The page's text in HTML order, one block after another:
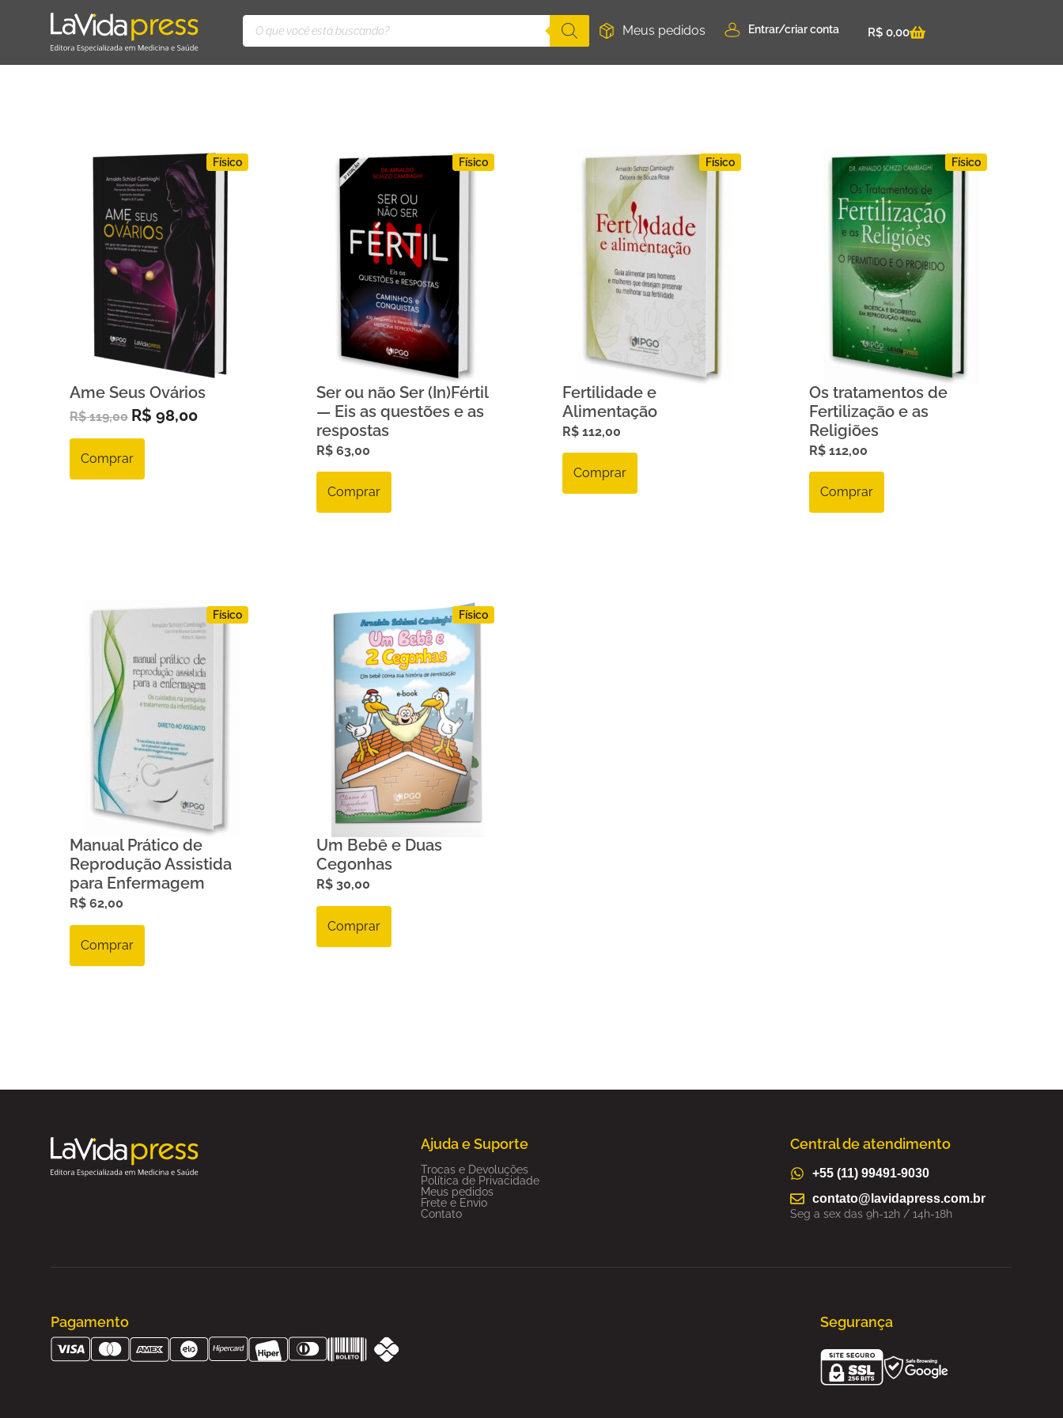
Meus pedidos Entrar/criar conta R$ 0,00
Ame Seus Ovários
Físico
R$119,00 R$ 98,00
Comprar
Ser ou não Ser (In)Fértil
— Eis as questões e as
respostas
Físico
R$63,00
Comprar
Fertilidade e
Alimentação
Físico
R$ 112,00
Comprar
Os tratamentos de
Fertilização e as
Religiões
Físico
R$112,00
Comprar
Manual Prático de
Reprodução Assistida
para Enfermagem
Físico
R$ 62,00
Comprar
Um Bebê e Duas
Cegonhas
Físico
R$30,00
Comprar
Ajuda e Suporte
Trocas e Devoluções
Política de Privacidade
Meus pedidos
Frete e Envio
Contato
Central de atendimento
+55 (11) 99491-9030
contato@lavidapress.com.br
Seg a sex das 9h-12h / 14h-18h
Pagamento Segurança